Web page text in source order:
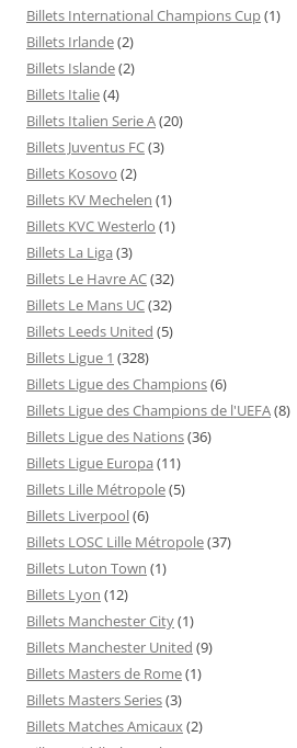
Billets International Champions Cup(1)
Billets Irlande(2)
Billets Islande(2)
Billets Italie(4)
Billets Italien Serie A(20)
Billets Juventus FC(3)
Billets Kosovo (2)
Billets KV Mechelen (1)
Billets KVC Westerlo (1)
Billets La Liga (3)
Billets Le Havre AC(32)
Billets Le Mans UC(32)
Billets Leeds United (5)
Billets Ligue 1 (328)
Billets Ligue des Champions(6)
Billets Ligue des Champions de l'UEFA(8)
Billets Ligue des Nations(36)
Billets Ligue Europa (11)
Billets Lille Métropole(5)
Billets Liverpool(6)
Billets LOSC Lille Métropole(37)
Billets Luton Town (1)
Billets Lyon (12)
Billets Manchester City(1)
Billets Manchester United (9)
Billets Masters de Rome(1)
Billets Masters Series(3)
Billets Matches Amicaux(2)